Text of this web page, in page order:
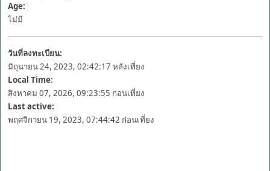
Age:
ไม่มี
วันที่ลงทะเบียน:
มิถุนายน 24, 2023, 02:42:17 หลังเที่ยง
Local Time:
สิงหาคม 07, 2026, 09:23:55 ก่อนเที่ยง
Last active:
พฤศจิกายน 19, 2023, 07:44:42 ก่อนเที่ยง